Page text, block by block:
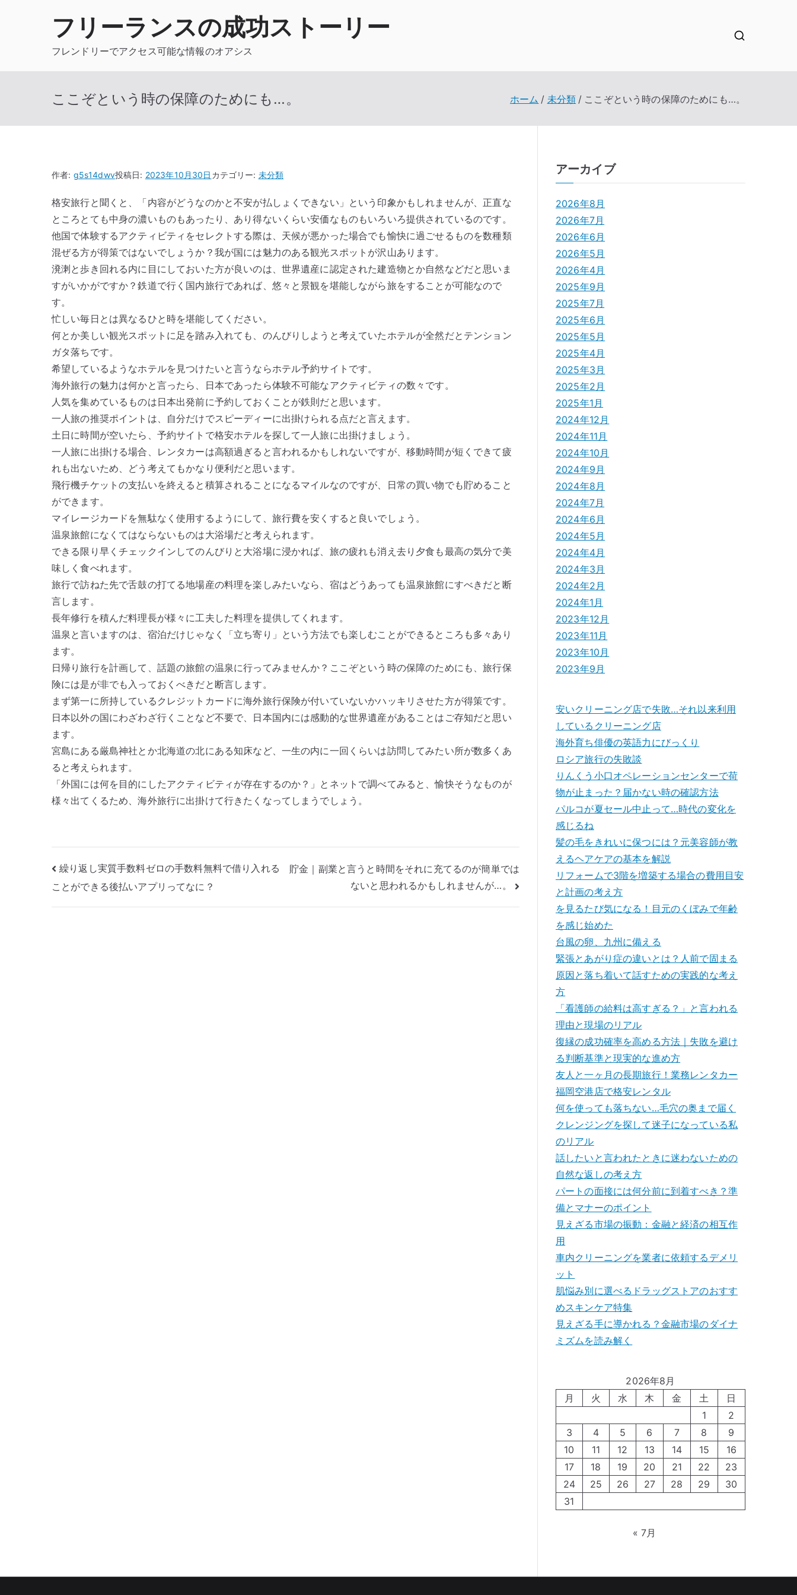
フリーランスの成功ストーリー
フレンドリーでアクセス可能な情報のオアシス
ここぞという時の保障のためにも…。 ホーム 未分類 ここぞという時の保障のためにも…。
作者: g5s14dwv投稿日: 2023年10月30日 カテゴリー: 未分類
格安旅行と聞くと、「内容がどうなのかと不安が払しょくできない」という印象かもしれませんが、正直な
ところとても中身の濃いものもあったり、あり得ないくらい安価なものもいろいろ提供されているのです。
他国で体験するアクティビティをセレクトする際は、天候が悪かった場合でも愉快に過ごせるものを数種類
混ぜる方が得策ではないでしょうか？我が国には魅力のある観光スポットが沢山あります。
溌溂と歩き回れる内に目にしておいた方が良いのは、世界遺産に認定された建造物とか自然などだと思いま
すがいかがですか？鉄道で行く国内旅行であれば、悠々と景観を堪能しながら旅をすることが可能なので
す。
忙しい毎日とは異なるひと時を堪能してください。
何とか美しい観光スポットに足を踏み入れても、のんびりしようと考えていたホテルが全然だとテンション
ガタ落ちです。
希望しているようなホテルを見つけたいと言うならホテル予約サイトです。
海外旅行の魅力は何かと言ったら、日本であったら体験不可能なアクティビティの数々です。
人気を集めているものは日本出発前に予約しておくことが鉄則だと思います。
一人旅の推奨ポイントは、自分だけでスピーディーに出掛けられる点だと言えます。
土日に時間が空いたら、予約サイトで格安ホテルを探して一人旅に出掛けましょう。
一人旅に出掛ける場合、レンタカーは高額過ぎると言われるかもしれないですが、移動時間が短くできて疲
れも出ないため、どう考えてもかなり便利だと思います。
飛行機チケットの支払いを終えると積算されることになるマイルなのですが、日常の買い物でも貯めること
ができます。
マイレージカードを無駄なく使用するようにして、旅行費を安くすると良いでしょう。
温泉旅館になくてはならないものは大浴場だと考えられます。
できる限り早くチェックインしてのんびりと大浴場に浸かれば、旅の疲れも消え去り夕食も最高の気分で美
味しく食べれます。
旅行で訪ねた先で舌鼓の打てる地場産の料理を楽しみたいなら、宿はどうあっても温泉旅館にすべきだと断
言します。
長年修行を積んだ料理長が様々に工夫した料理を提供してくれます。
温泉と言いますのは、宿泊だけじゃなく「立ち寄り」という方法でも楽しむことができるところも多々あり
ます。
日帰り旅行を計画して、話題の旅館の温泉に行ってみませんか？ここぞという時の保障のためにも、旅行保
険には是が非でも入っておくべきだと断言します。
まず第一に所持しているクレジットカードに海外旅行保険が付いていないかハッキリさせた方が得策です。
日本以外の国にわざわざ行くことなど不要で、日本国内には感動的な世界遺産があることはご存知だと思い
ます。
宮島にある厳島神社とか北海道の北にある知床など、一生の内に一回くらいは訪問してみたい所が数多くあ
ると考えられます。
「外国には何を目的にしたアクティビティが存在するのか？」とネットで調べてみると、愉快そうなものが
様々出てくるため、海外旅行に出掛けて行きたくなってしまうでしょう。
投
稿
繰り返し実質手数料ゼロの手数料無料で借り入れる
ことができる後払いアプリってなに？
貯金｜副業と言うと時間をそれに充てるのが簡単では
ないと思われるかもしれませんが…。
アーカイブ
2026年8月
2026年7月
2026年6月
2026年5月
2026年4月
2025年9月
2025年7月
2025年6月
2025年5月
2025年4月
2025年3月
2025年2月
2025年1月
2024年12月
2024年11月
2024年10月
2024年9月
2024年8月
2024年7月
2024年6月
2024年5月
2024年4月
2024年3月
2024年2月
2024年1月
2023年12月
2023年11月
2023年10月
2023年9月
安いクリーニング店で失敗…それ以来利用
しているクリーニング店
海外育ち俳優の英語力にびっくり
ロシア旅行の失敗談
りんくう小口オペレーションセンターで荷
物が止まった？届かない時の確認方法
パルコが夏セール中止って…時代の変化を
感じるね
髪の毛をきれいに保つには？元美容師が教
えるヘアケアの基本を解説
リフォームで3階を増築する場合の費用目安
と計画の考え方
を見るたび気になる！目元のくぼみで年齢
を感じ始めた
台風の卵、九州に備える
緊張とあがり症の違いとは？人前で固まる
原因と落ち着いて話すための実践的な考え
方
「看護師の給料は高すぎる？」と言われる
理由と現場のリアル
復縁の成功確率を高める方法｜失敗を避け
る判断基準と現実的な進め方
友人と一ヶ月の長期旅行！業務レンタカー
福岡空港店で格安レンタル
何を使っても落ちない…毛穴の奥まで届く
クレンジングを探して迷子になっている私
のリアル
話したいと言われたときに迷わないための
自然な返しの考え方
パートの面接には何分前に到着すべき？準
備とマナーのポイント
見えざる市場の振動：金融と経済の相互作
用
車内クリーニングを業者に依頼するデメリ
ット
肌悩み別に選べるドラッグストアのおすす
めスキンケア特集
見えざる手に導かれる？金融市場のダイナ
ミズムを読み解く
2026年8月
月
火 水 木 金 土
日
1
2
3
4 5 6 7 8
9
10
11 12 13 14 15
16
17
18 19 20 21 22
23
24
25 26 27 28 29
30
31
« 7月